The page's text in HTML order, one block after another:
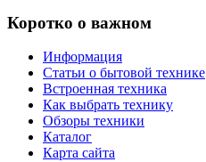
Коротко о важном
Информация
Статьи о бытовой технике
Встроенная техника
Как выбрать технику
Обзоры техники
Каталог
Карта сайта